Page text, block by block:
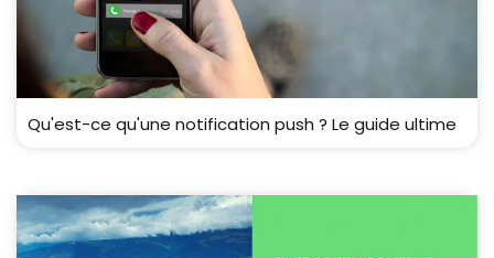
Qu'est-ce qu'une notification push ? Le guide ultime